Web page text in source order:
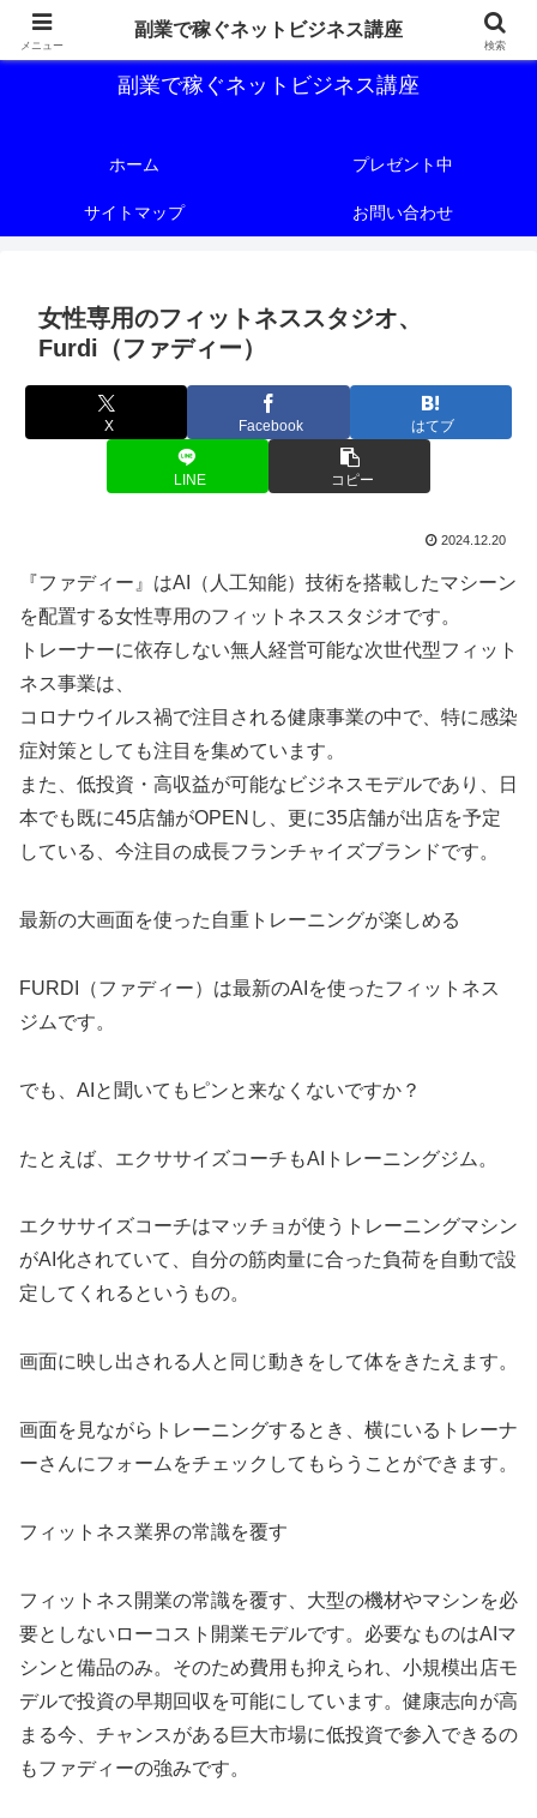
副業で稼ぐためのネットビジネス講座を公開しております。
副業で稼ぐネットビジネス講座
ホーム プレゼント中
サイトマップ お問い合わせ
女性専用のフィットネススタジオ、
Furdi（ファディー）
X Facebook はてブ
LINE コピー
2024.12.20
『ファディー』はAI（人工知能）技術を搭載したマシーン
を配置する女性専用のフィットネススタジオです。
トレーナーに依存しない無人経営可能な次世代型フィット
ネス事業は、
コロナウイルス禍で注目される健康事業の中で、特に感染
症対策としても注目を集めています。
また、低投資・高収益が可能なビジネスモデルであり、日
本でも既に45店舗がOPENし、更に35店舗が出店を予定
している、今注目の成長フランチャイズブランドです。
最新の大画面を使った自重トレーニングが楽しめる
FURDI（ファディー）は最新のAIを使ったフィットネス
ジムです。
でも、AIと聞いてもピンと来なくないですか？
たとえば、エクササイズコーチもAIトレーニングジム。
エクササイズコーチはマッチョが使うトレーニングマシン
がAI化されていて、自分の筋肉量に合った負荷を自動で設
定してくれるというもの。
画面に映し出される人と同じ動きをして体をきたえます。
画面を見ながらトレーニングするとき、横にいるトレーナ
ーさんにフォームをチェックしてもらうことができます。
フィットネス業界の常識を覆す
フィットネス開業の常識を覆す、大型の機材やマシンを必
要としないローコスト開業モデルです。必要なものはAIマ
シンと備品のみ。そのため費用も抑えられ、小規模出店モ
デルで投資の早期回収を可能にしています。健康志向が高
まる今、チャンスがある巨大市場に低投資で参入できるの
もファディーの強みです。
メニュー
副業で稼ぐネットビジネス講座
検索